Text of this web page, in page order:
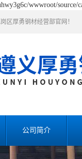
wwwroot/source/
区厚勇钢材经营部官网！
公司简介